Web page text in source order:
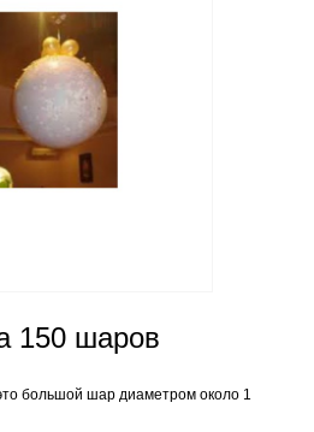
150 шаров
большой шар диаметром около 1